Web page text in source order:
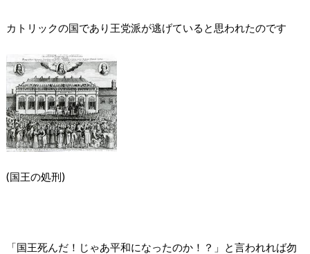
カトリックの国であり王党派が逃げていると思われたのです
(国王の処刑)
「国王死んだ！じゃあ平和になったのか！？」と言われれば勿